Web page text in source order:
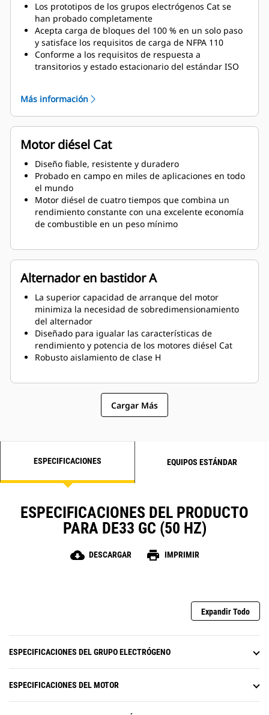
Los prototipos de los grupos electrógenos Cat se
han probado completamente
Acepta carga de bloques del 100 % en un solo paso
y satisface los requisitos de carga de NFPA 110
Conforme a los requisitos de respuesta a
transitorios y estado estacionario del estándar ISO
Más información
Motor diésel Cat
Diseño fiable, resistente y duradero
Probado en campo en miles de aplicaciones en todo
el mundo
Motor diésel de cuatro tiempos que combina un
rendimiento constante con una excelente economía
de combustible en un peso mínimo
Alternador en bastidor A
La superior capacidad de arranque del motor
minimiza la necesidad de sobredimensionamiento
del alternador
Diseñado para igualar las características de
rendimiento y potencia de los motores diésel Cat
Robusto aislamiento de clase H
Cargar Más
ESPECIFICACIONES EQUIPOS ESTÁNDAR
ESPECIFICACIONES DEL PRODUCTO
PARA DE33 GC (50 HZ)
cloud_download DESCARGAR print IMPRIMIR
Expandir Todo
ESPECIFICACIONES DEL GRUPO ELECTRÓGENO
ESPECIFICACIONES DEL MOTOR